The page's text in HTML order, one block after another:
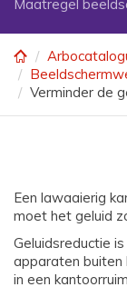
Maatregel
Verminder de
Een lawaaierig
moet het geluid
Geluidsreductie
apparaten buiten
in een